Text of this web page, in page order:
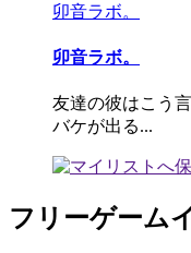
卯音ラボ。
卯音ラボ。
友達の彼はこう
バケが出る...
フリーゲーム